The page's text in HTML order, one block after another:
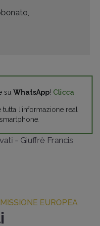
su WhatsApp! Clicca
tutta l'informazione real
- Giuffrè Francis
EUROPEA